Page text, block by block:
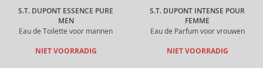
S.T. DUPONT ESSENCE PURE
MEN
Eau de Toilette voor mannen
NIET VOORRADIG
S.T. DUPONT INTENSE POUR
FEMME
Eau de Parfum voor vrouwen
NIET VOORRADIG